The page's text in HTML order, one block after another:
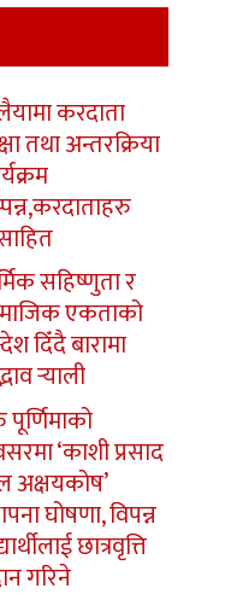
करदाता
तथा अन्तरक्रिया
सहिष्णुता र
एकताको
दिँदै बारामा
र्‍याली
‘काशी प्रसाद
अक्षयकोष’
घोषणा, विपन्न
छात्रवृत्ति
गरिने